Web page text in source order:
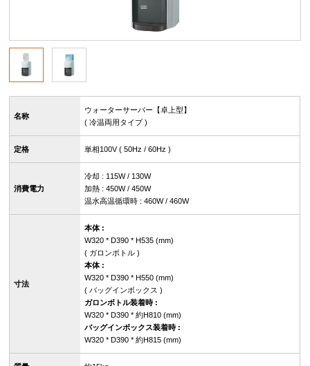
名称
ウォーターサーバー【卓上型】
( 冷温両用タイプ )
定格 単相100V ( 50Hz / 60Hz )
消費電力
冷却 : 115W / 130W
加熱 : 450W / 450W
温水高温循環時 : 460W / 460W
寸法
本体 :
W320 * D390 * H535 (mm)
( ガロンボトル )
本体 :
W320 * D390 * H550 (mm)
( バッグインボックス )
ガロンボトル装着時 :
W320 * D390 * 約H810 (mm)
バッグインボックス装着時 :
W320 * D390 * 約H815 (mm)